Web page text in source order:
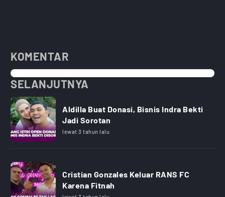
KOMENTAR
SELANJUTNYA
Aldilla Buat Donasi, Bisnis Indra Bekti
Jadi Sorotan
lewat 3 tahun lalu
Cristian Gonzales Keluar RANS FC
Karena Fitnah